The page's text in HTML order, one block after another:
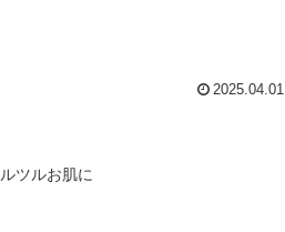
2025.04.01
ツルお肌に